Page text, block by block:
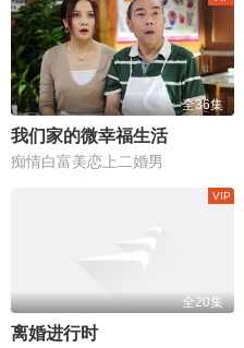
全36集
我们家的微幸福生活
痴情白富美恋上二婚男
全20集
离婚进行时